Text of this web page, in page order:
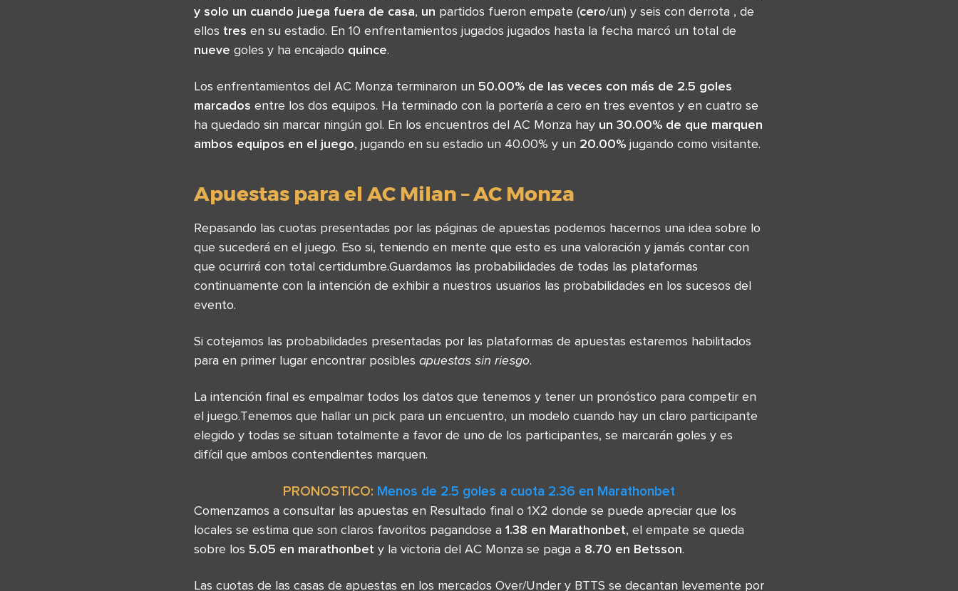
y solo un cuando juega fuera de casa, un partidos fueron empate (cero/un) y seis con derrota , de
ellos tres en su estadio. En 10 enfrentamientos jugados jugados hasta la fecha marcó un total de
nueve goles y ha encajado quince.
Los enfrentamientos del AC Monza terminaron un 50.00% de las veces con más de 2.5 goles
marcados entre los dos equipos. Ha terminado con la portería a cero en tres eventos y en cuatro se
ha quedado sin marcar ningún gol. En los encuentros del AC Monza hay un 30.00% de que marquen
ambos equipos en el juego, jugando en su estadio un 40.00% y un 20.00% jugando como visitante.
Apuestas para el AC Milan – AC Monza
Repasando las cuotas presentadas por las páginas de apuestas podemos hacernos una idea sobre lo
que sucederá en el juego. Eso si, teniendo en mente que esto es una valoración y jamás contar con
que ocurrirá con total certidumbre.Guardamos las probabilidades de todas las plataformas
continuamente con la intención de exhibir a nuestros usuarios las probabilidades en los sucesos del
evento.
Si cotejamos las probabilidades presentadas por las plataformas de apuestas estaremos habilitados
para en primer lugar encontrar posibles apuestas sin riesgo.
La intención final es empalmar todos los datos que tenemos y tener un pronóstico para competir en
el juego.Tenemos que hallar un pick para un encuentro, un modelo cuando hay un claro participante
elegido y todas se situan totalmente a favor de uno de los participantes, se marcarán goles y es
difícil que ambos contendientes marquen.
PRONOSTICO: Menos de 2.5 goles a cuota 2.36 en Marathonbet
Comenzamos a consultar las apuestas en Resultado final o 1X2 donde se puede apreciar que los
locales se estima que son claros favoritos pagandose a 1.38 en Marathonbet, el empate se queda
sobre los 5.05 en marathonbet y la victoria del AC Monza se paga a 8.70 en Betsson.
Las cuotas de las casas de apuestas en los mercados Over/Under y BTTS se decantan levemente por